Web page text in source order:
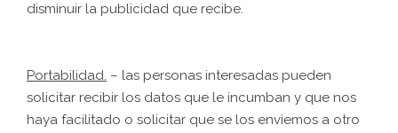
disminuir la publicidad que recibe.
Portabilidad. – las personas interesadas pueden
solicitar recibir los datos que le incumban y que nos
haya facilitado o solicitar que se los enviemos a otro